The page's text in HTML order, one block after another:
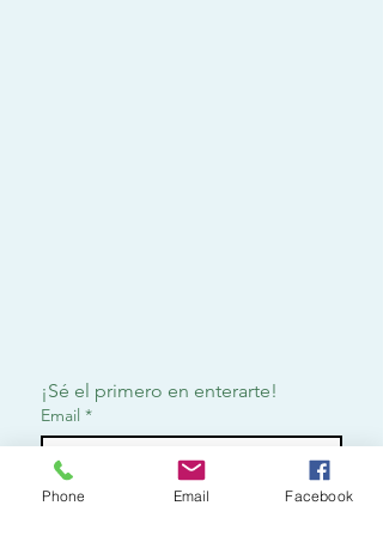
¡Sé el primero en enterarte!
Email *
Suscribirme
Phone Email Facebook